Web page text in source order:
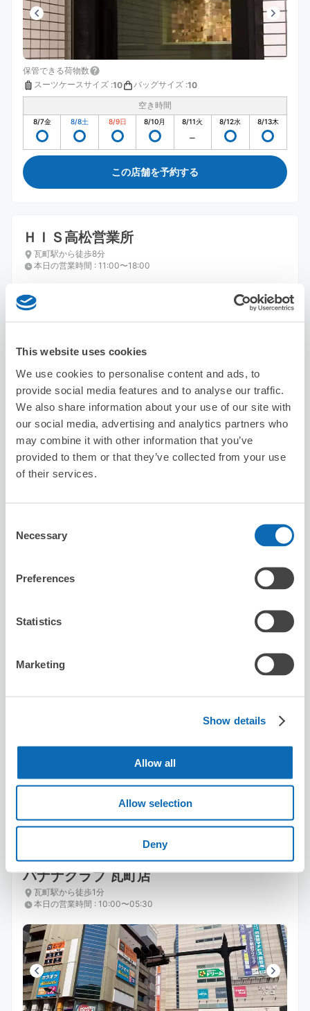
This website uses cookies
We use cookies to personalise content and ads, to
provide social media features and to analyse our traffic.
We also share information about your use of our site with
our social media, advertising and analytics partners who
may combine it with other information that you’ve
provided to them or that they’ve collected from your use
of their services.
Selection
Necessary
Preferences
Statistics
Marketing
Show details
Allow all
Allow selection
Deny
保管できる荷物数
スーツケースサイズ :10 バッグサイズ :10
空き時間
8/7金 8/8土 8/9日 8/10月 8/11火 8/12水 8/13木
この店舗を予約する
ＨＩＳ高松営業所
瓦町駅から徒歩8分
本日の営業時間 : 11:00〜18:00
保管できる荷物数
スーツケースサイズ:15 バッグサイズ:15
空き時間
8/7金 8/8 土 8/9日 8/10月 8/11火 8/12水
瓦町駅から徒歩5分
本日の営業時間
空き時間
8/10月
この店舗を予約する
バナナクラブ 瓦町店
瓦町駅から徒歩1分
本日の営業時間 : 10:00〜05:30